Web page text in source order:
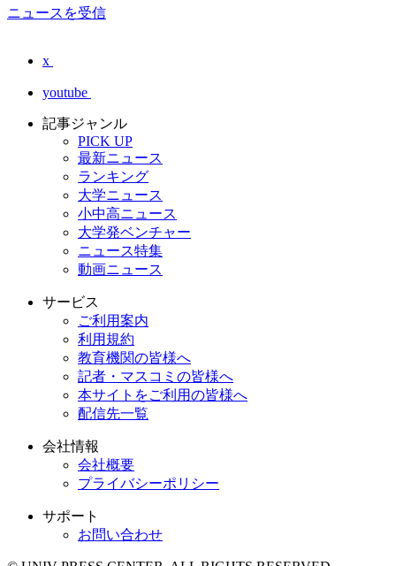
ニュースを受信
x
youtube
記事ジャンル
PICK UP
最新ニュース
ランキング
大学ニュース
小中高ニュース
大学発ベンチャー
ニュース特集
動画ニュース
サービス
ご利用案内
利用規約
教育機関の皆様へ
記者・マスコミの皆様へ
本サイトをご利用の皆様へ
配信先一覧
会社情報
会社概要
プライバシーポリシー
サポート
お問い合わせ